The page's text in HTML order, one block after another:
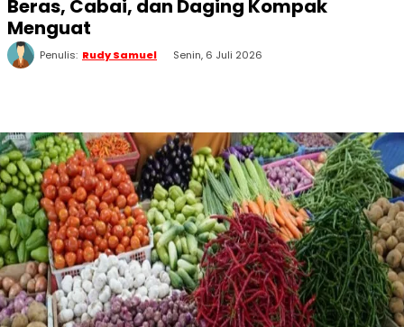
Beras, Cabai, dan Daging Kompak
Menguat
Penulis: Rudy Samuel Senin, 6 Juli 2026